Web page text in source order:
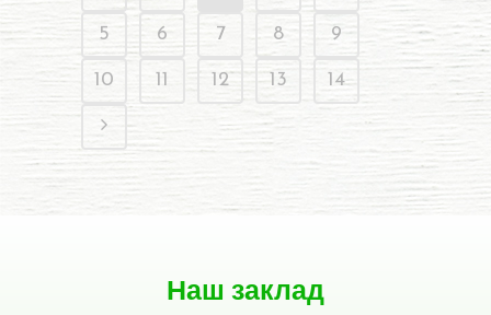
5 6 7 8 9
10 11 12 13 14
Наш заклад